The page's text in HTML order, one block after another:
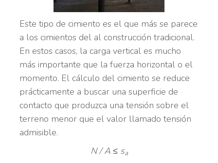
Este tipo de cimiento es el que más se parece
a los cimientos del al construcción tradicional.
En estos casos, la carga vertical es mucho
más importante que la fuerza horizontal o el
momento. El cálculo del cimiento se reduce
prácticamente a buscar una superficie de
contacto que produzca una tensión sobre el
terreno menor que el valor llamado tensión
admisible.
N / A ≤ sa